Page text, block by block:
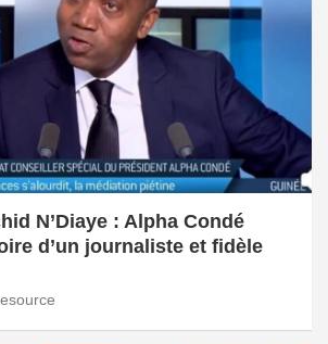
N’Diaye : Alpha Condé
d’un journaliste et fidèle